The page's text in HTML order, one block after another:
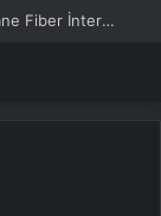
Canik’te Yatırımlar Hız Kesmiyor: 20 Bin Hane Fiber İnternete Kavuşuyor